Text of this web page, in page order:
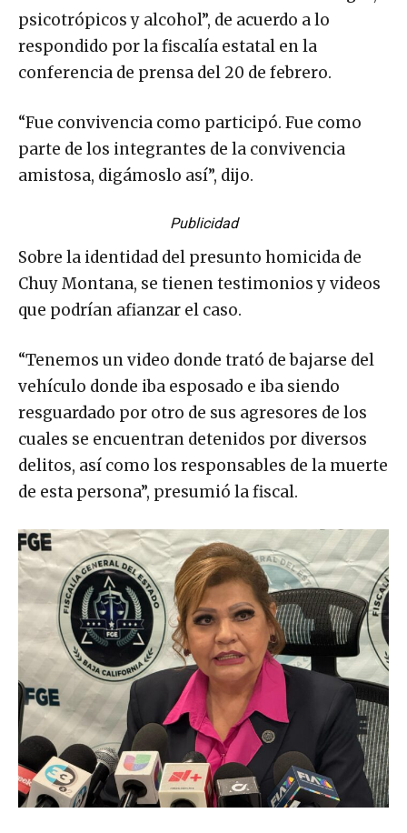
psicotrópicos y alcohol”, de acuerdo a lo
respondido por la fiscalía estatal en la
conferencia de prensa del 20 de febrero.
“Fue convivencia como participó. Fue como
parte de los integrantes de la convivencia
amistosa, digámoslo así”, dijo.
Publicidad
Sobre la identidad del presunto homicida de
Chuy Montana, se tienen testimonios y videos
que podrían afianzar el caso.
“Tenemos un video donde trató de bajarse del
vehículo donde iba esposado e iba siendo
resguardado por otro de sus agresores de los
cuales se encuentran detenidos por diversos
delitos, así como los responsables de la muerte
de esta persona”, presumió la fiscal.